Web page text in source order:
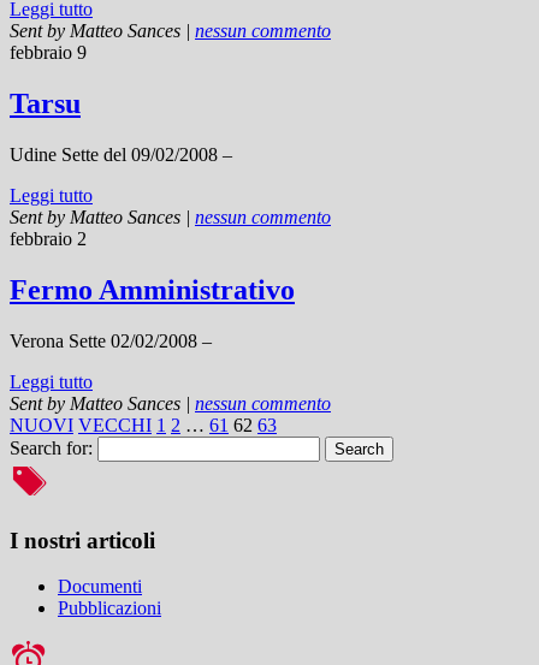
Leggi tutto
Sent by Matteo Sances | nessun commento
febbraio 9
Tarsu
Udine Sette del 09/02/2008 –
Leggi tutto
Sent by Matteo Sances | nessun commento
febbraio 2
Fermo Amministrativo
Verona Sette 02/02/2008 –
Leggi tutto
Sent by Matteo Sances | nessun commento
NUOVI VECCHI 1 2 … 61 62 63
Search for:
I nostri articoli
Documenti
Pubblicazioni